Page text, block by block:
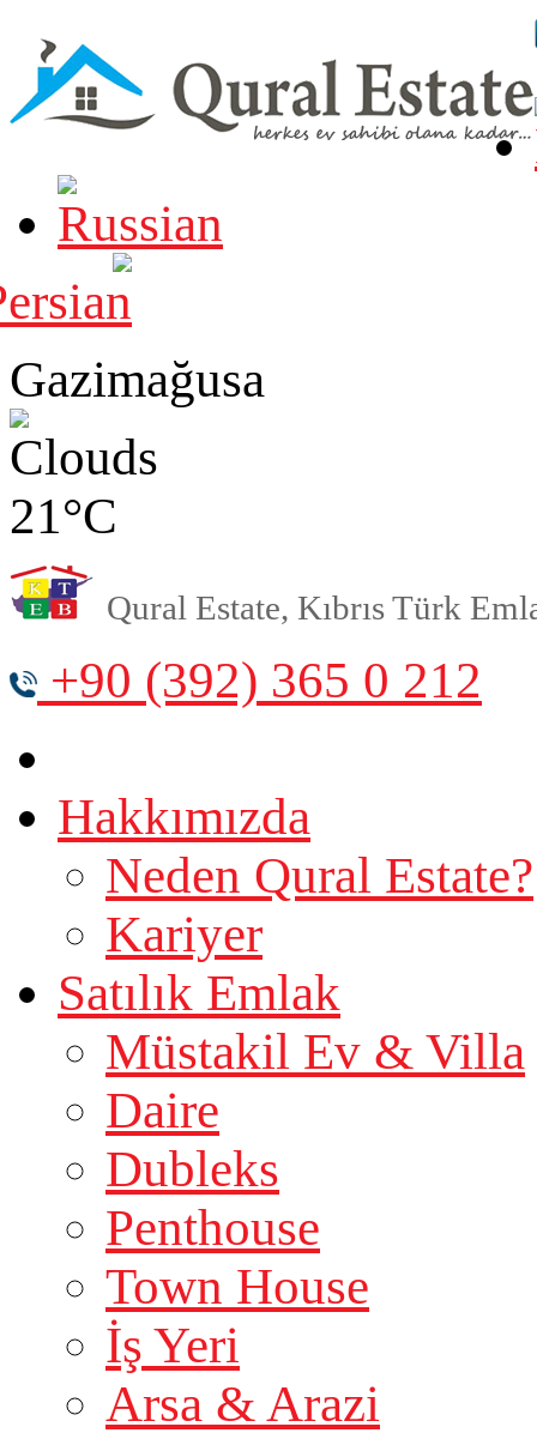
Gazimağusa
21°C
Qural Estate, Kıbrıs Türk
+90 (392) 365 0 212
Hakkımızda
Neden Qural Estate?
Kariyer
Satılık Emlak
Müstakil Ev & Villa
Daire
Dubleks
Penthouse
Town House
İş Yeri
Arsa & Arazi